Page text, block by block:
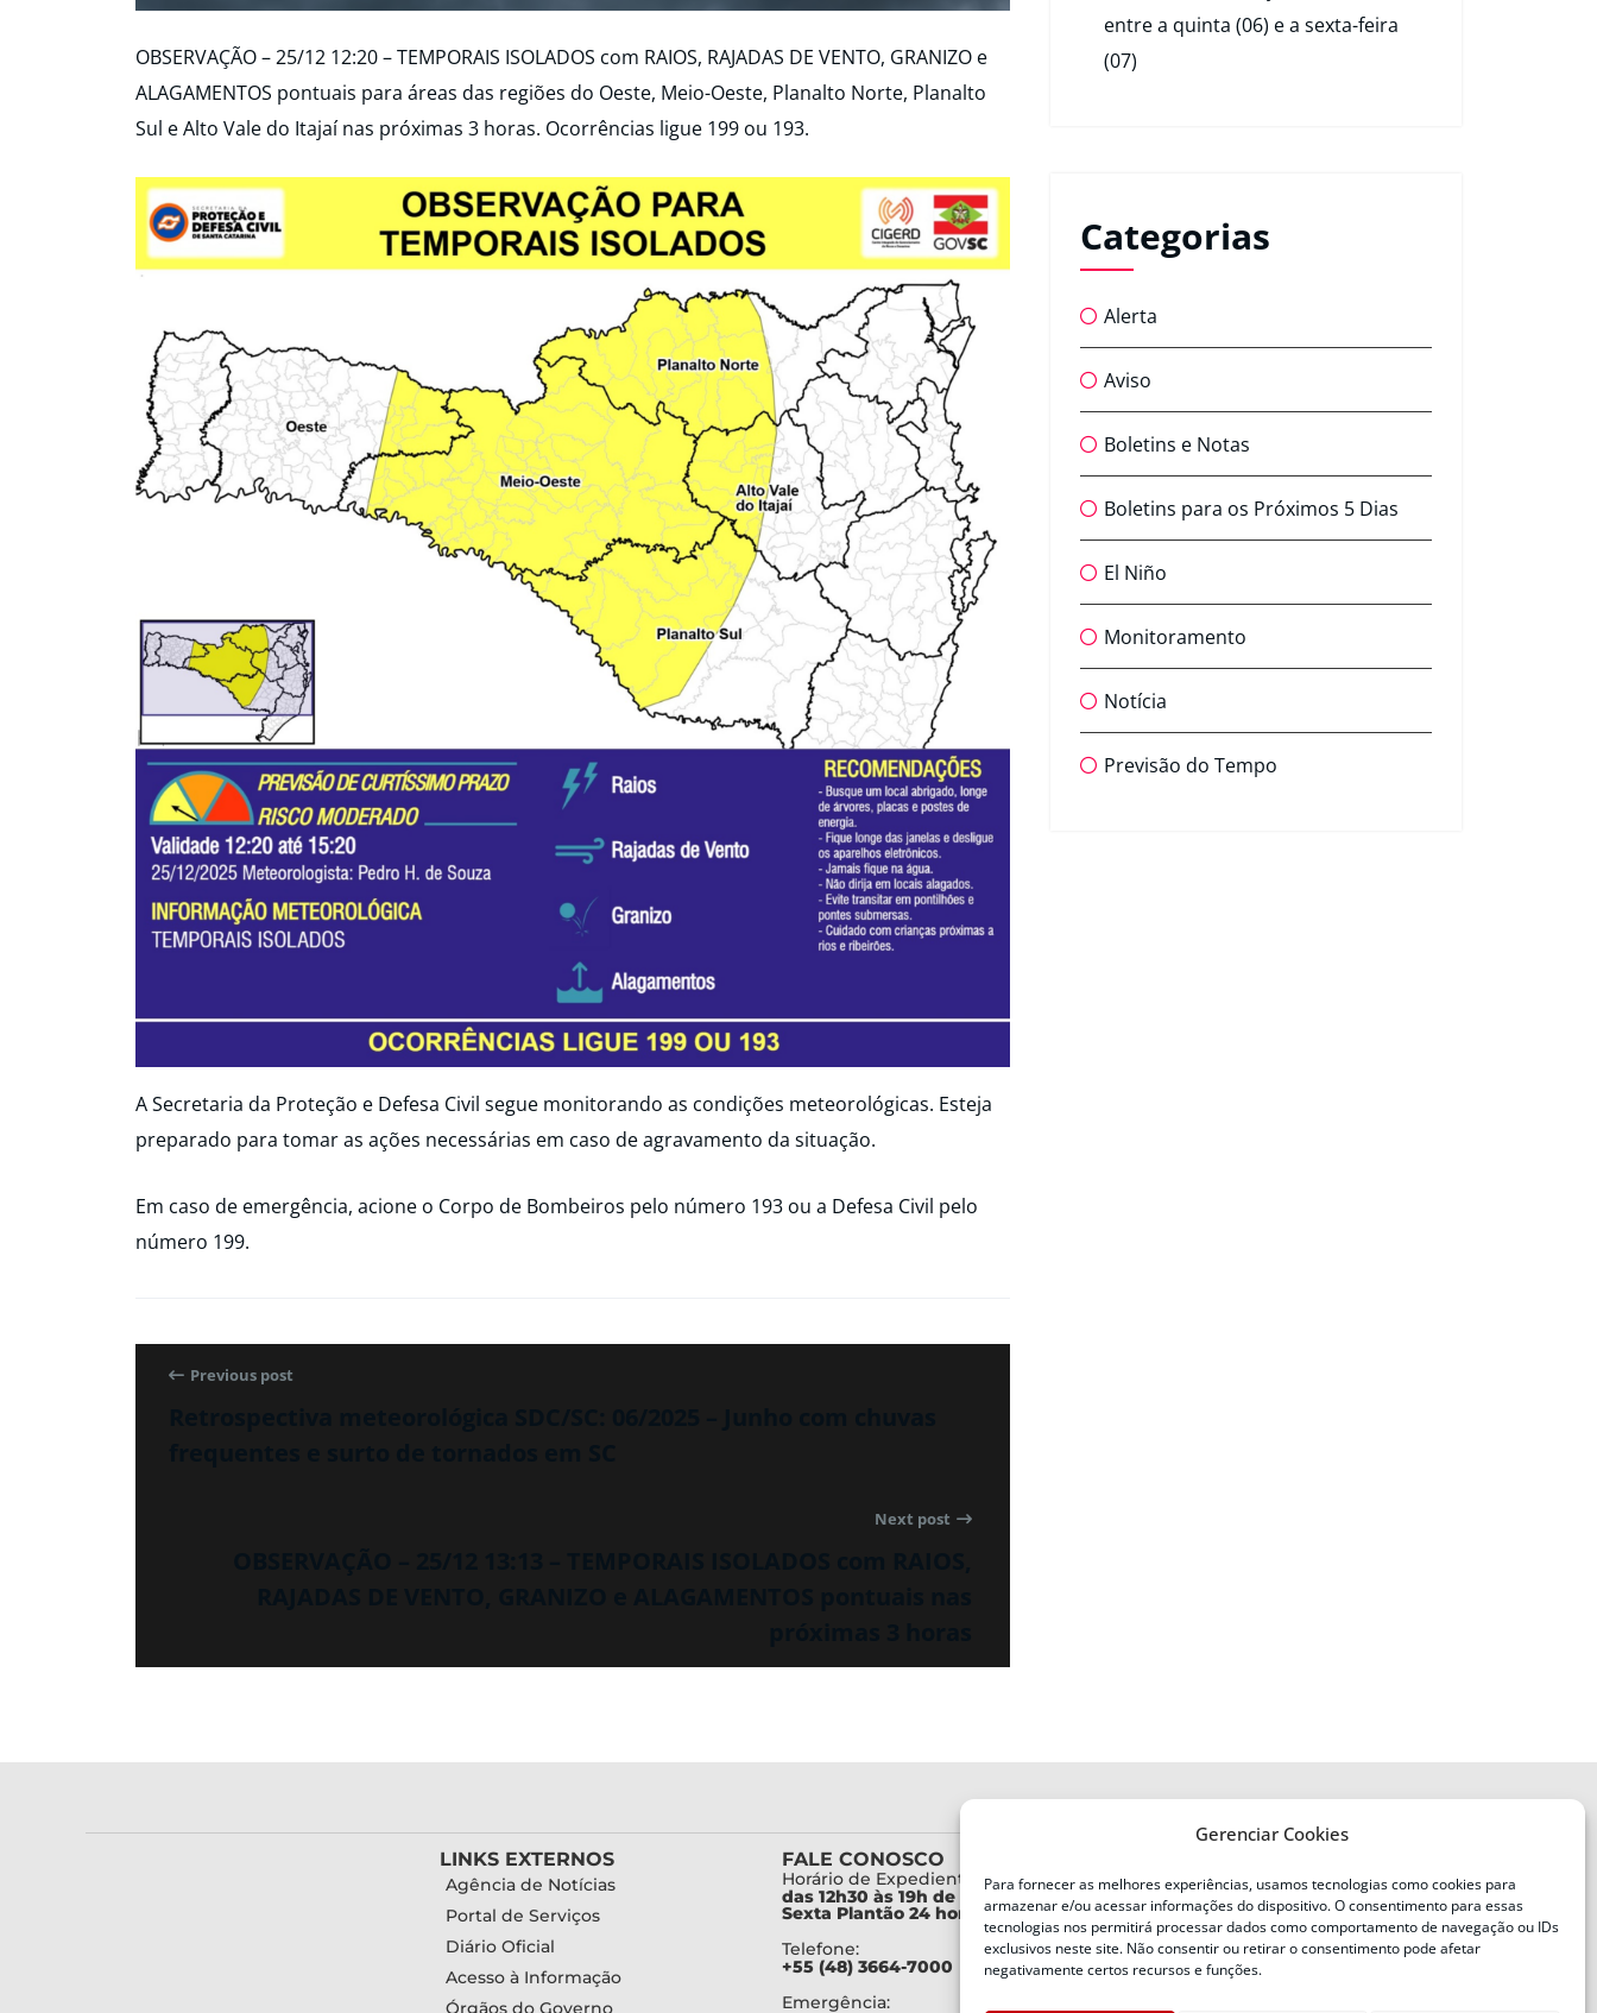
Gerenciar Cookies
Para fornecer as melhores experiências, usamos tecnologias como cookies para
armazenar e/ou acessar informações do dispositivo. O consentimento para essas
tecnologias nos permitirá processar dados como comportamento de navegação ou IDs
exclusivos neste site. Não consentir ou retirar o consentimento pode afetar
negativamente certos recursos e funções.
OBSERVAÇÃO – 25/12 12:20 – TEMPORAIS ISOLADOS com RAIOS, RAJADAS DE VENTO, GRANIZO e
ALAGAMENTOS pontuais para áreas das regiões do Oeste, Meio-Oeste, Planalto Norte, Planalto
Sul e Alto Vale do Itajaí nas próximas 3 horas. Ocorrências ligue 199 ou 193.
A Secretaria da Proteção e Defesa Civil segue monitorando as condições meteorológicas. Esteja
preparado para tomar as ações necessárias em caso de agravamento da situação.
Em caso de emergência, acione o Corpo de Bombeiros pelo número 193 ou a Defesa Civil pelo
número 199.
Previous post
Next post
entre a quinta (06) e a sexta-feira
(07)
Categorias
Alerta
Aviso
Boletins e Notas
Boletins para os Próximos 5 Dias
El Niño
Monitoramento
Notícia
Previsão do Tempo
LINKS EXTERNOS
Agência de Notícias
Portal de Serviços
Diário Oficial
Acesso à Informação
Órgãos do Governo
FALE CONOSCO
Horário de Expediente:
das 12h30 às 19h de Segunda a
Sexta Plantão 24 horas diariamente
Telefone:
+55 (48) 3664-7000
Emergência:
Defesa Civil do Estado de Santa
Catarina
Av. Ivo Silveira, nº 2320
Bairro:
Capoeiras, Florianópolis, SC